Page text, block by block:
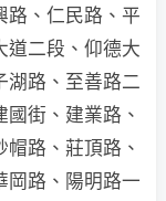
路、仁民路、平
道二段、仰德大
湖路、至善路二
街、建業路、
路、莊頂路、
岡路、陽明路一